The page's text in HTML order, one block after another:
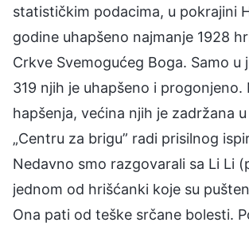
statističkim podacima, u pokrajini
godine uhapšeno najmanje 1928
Crkve Svemogućeg Boga. Samo u
319 njih je uhapšeno i progonjeno.
hapšenja, većina njih je zadržana
„Centru za brigu” radi prisilnog
Nedavno smo razgovarali sa Li Li
jednom od hrišćanki koje su
Ona pati od teške srčane bolesti.